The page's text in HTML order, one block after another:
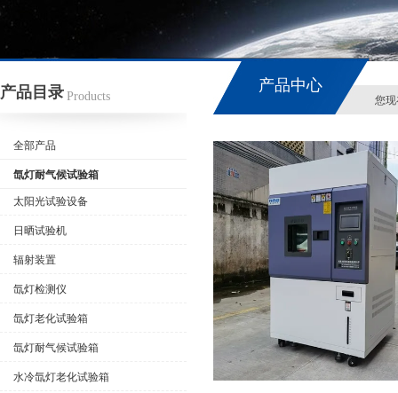
产品目录 Products
全部产品
氙灯耐气候试验箱
太阳光试验设备
日晒试验机
辐射装置
氙灯检测仪
氙灯老化试验箱
氙灯耐气候试验箱
水冷氙灯老化试验箱
产品中心
您